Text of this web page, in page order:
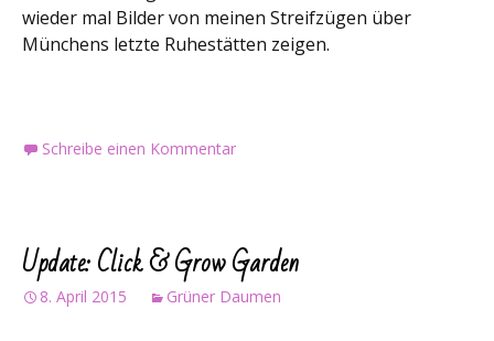
wieder mal Bilder von meinen Streifzügen über
Münchens letzte Ruhestätten zeigen.
Schreibe einen Kommentar
Update: Click & Grow Garden
8. April 2015 Grüner Daumen